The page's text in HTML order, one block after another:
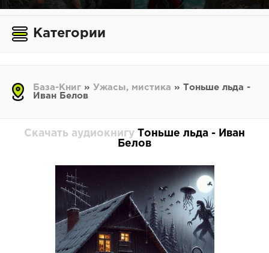
Категории
База-Книг » Ужасы, мистика » Тоньше льда -
Иван Белов
Скачать аудиокнигу Тоньше льда - Иван
Белов